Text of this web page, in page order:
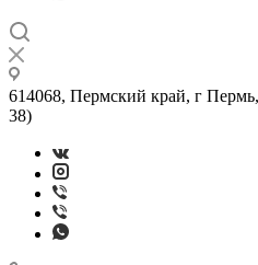
614068, Пермский край, г
38)